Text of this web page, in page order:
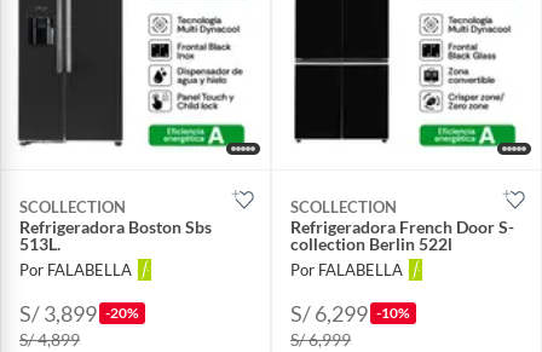
SCOLLECTION
Refrigeradora Boston Sbs
513L.
Por FALABELLA
S/ 3,899 -20%
S/ 4,899
SCOLLECTION
Refrigeradora French Door S-
collection Berlin 522l
Por FALABELLA
S/ 6,299 -10%
S/ 6,999